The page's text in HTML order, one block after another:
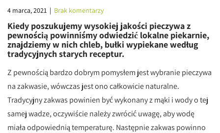
4 marca, 2021 | Brak komentarzy
Kiedy poszukujemy wysokiej jakości pieczywa z
pewnością powinniśmy odwiedzić lokalne piekarnie,
znajdziemy w nich chleb, bułki wypiekane według
tradycyjnych starych receptur.
Z pewnością bardzo dobrym pomysłem jest wybranie pieczywa
na zakwasie, wówczas jest ono całkowicie naturalne.
Tradycyjny zakwas powinien być wykonany z mąki i wody o tej
samej wadze, oczywiście należy zwrócić uwagę, aby wodę
miała odpowiednią temperaturę. Następnie zakwas powinno